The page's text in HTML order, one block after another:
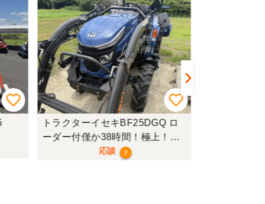
トラクターイセキBF25DGQ ロ
ーダー付僅か38時間！極上！現
応談 ?